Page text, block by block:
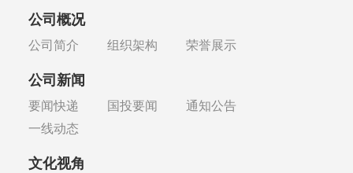
公司概况
公司简介 组织架构 荣誉展示
公司新闻
要闻快递 国投要闻
通知公告
一线动态
文化视角